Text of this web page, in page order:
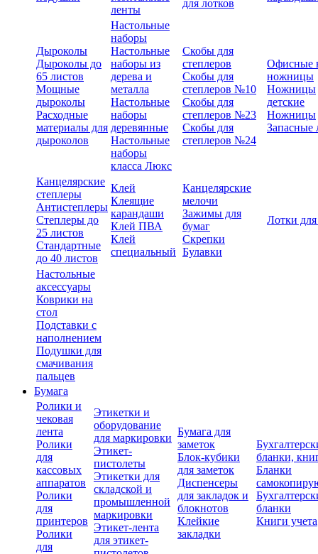
ленты
для лотков
Дыроколы
Дыроколы до
65 листов
Мощные
дыроколы
Расходные
материалы для
дыроколов
Настольные
наборы
Настольные
наборы из
дерева и
металла
Настольные
наборы
деревянные
Настольные
наборы
класса Люкс
Скобы для
степлеров
Скобы для
степлеров №10
Скобы для
степлеров №23
Скобы для
степлеров №24
Офисные
ножницы
Ножницы
детские
Ножницы
Запасные
Канцелярские
степлеры
Антистеплеры
Степлеры до
25 листов
Стандартные
до 40 листов
Клей
Клеящие
карандаши
Клей ПВА
Клей
специальный
Канцелярские
мелочи
Зажимы для
бумаг
Скрепки
Булавки
Лотки
Настольные
аксессуары
Коврики на
стол
Подставки с
наполнением
Подушки для
смачивания
пальцев
Бумага
Ролики и
чековая
лента
Ролики
для
кассовых
аппаратов
Ролики
для
принтеров
Ролики
для
Этикетки и
оборудование
для маркировки
Этикет-
пистолеты
Этикетки для
складской и
промышленной
маркировки
Этикет-лента
для этикет-
Бумага для
заметок
Блок-кубики
для заметок
Диспенсеры
для закладок и
блокнотов
Клейкие
закладки
бланки,
Бланки
бланки
Книги учета